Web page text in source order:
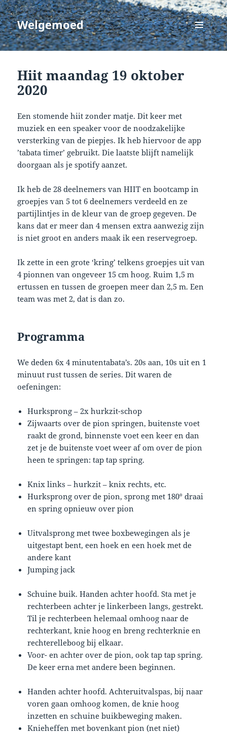
Welgemoed
MENU
EN
Hiit maandag 19 oktober
2020
Een stomende hiit zonder matje. Dit keer met
muziek en een speaker voor de noodzakelijke
versterking van de piepjes. Ik heb hiervoor de app
’tabata timer’ gebruikt. Die laatste blijft namelijk
doorgaan als je spotify aanzet.
Ik heb de 28 deelnemers van HIIT en bootcamp in
groepjes van 5 tot 6 deelnemers verdeeld en ze
partijlintjes in de kleur van de groep gegeven. De
kans dat er meer dan 4 mensen extra aanwezig zijn
is niet groot en anders maak ik een reservegroep.
Ik zette in een grote ‘kring’ telkens groepjes uit van
4 pionnen van ongeveer 15 cm hoog. Ruim 1,5 m
ertussen en tussen de groepen meer dan 2,5 m. Een
team was met 2, dat is dan zo.
Programma
We deden 6x 4 minutentabata’s. 20s aan, 10s uit en 1
minuut rust tussen de series. Dit waren de
oefeningen:
Hurksprong – 2x hurkzit-schop
Zijwaarts over de pion springen, buitenste voet
raakt de grond, binnenste voet een keer en dan
zet je de buitenste voet weer af om over de pion
heen te springen: tap tap spring.
Knix links – hurkzit – knix rechts, etc.
Hurksprong over de pion, sprong met 180° draai
en spring opnieuw over pion
Uitvalsprong met twee boxbewegingen als je
uitgestapt bent, een hoek en een hoek met de
andere kant
Jumping jack
Schuine buik. Handen achter hoofd. Sta met je
rechterbeen achter je linkerbeen langs, gestrekt.
Til je rechterbeen helemaal omhoog naar de
rechterkant, knie hoog en breng rechterknie en
rechterelleboog bij elkaar.
Voor- en achter over de pion, ook tap tap spring.
De keer erna met andere been beginnen.
Handen achter hoofd. Achteruitvalspas, bij naar
voren gaan omhoog komen, de knie hoog
inzetten en schuine buikbeweging maken.
Knieheffen met bovenkant pion (net niet)